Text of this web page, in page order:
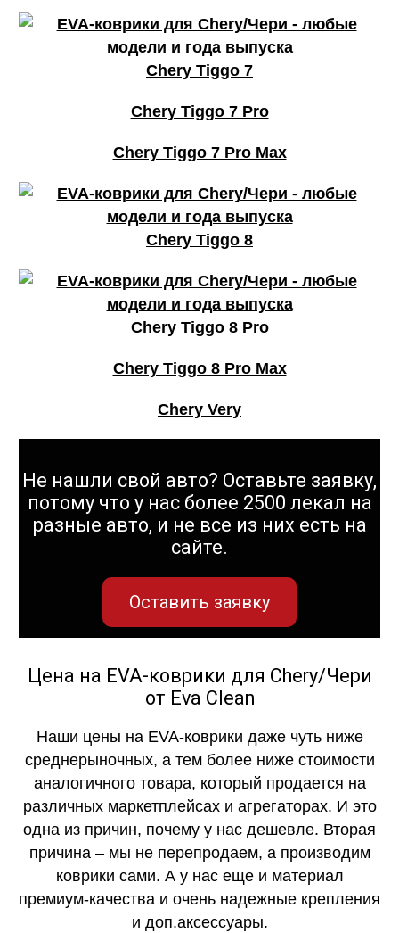
Chery Tiggo 7
Chery Tiggo 7 Pro
Chery Tiggo 7 Pro Max
Chery Tiggo 8
Chery Tiggo 8 Pro
Chery Tiggo 8 Pro Max
Chery Very
Не нашли свой авто? Оставьте заявку,
потому что у нас более 2500 лекал на
разные авто, и не все из них есть на
сайте.
Оставить заявку
Цена на EVA-коврики для Chery/Чери
от Eva Clean
Наши цены на EVA-коврики даже чуть ниже
среднерыночных, а тем более ниже стоимости
аналогичного товара, который продается на
различных маркетплейсах и агрегаторах. И это
одна из причин, почему у нас дешевле. Вторая
причина – мы не перепродаем, а производим
коврики сами. А у нас еще и материал
премиум-качества и очень надежные крепления
и доп.аксессуары.